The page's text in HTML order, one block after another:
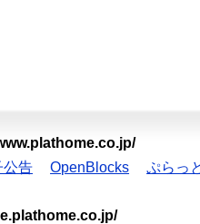
公告 OpenBlocks ぷらっ